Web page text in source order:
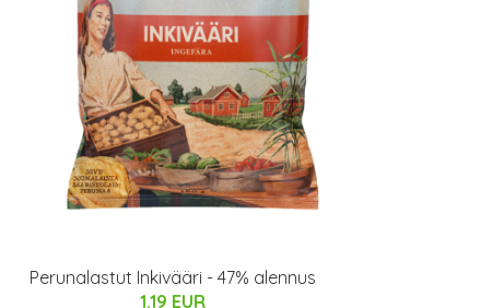
Perunalastut Inkivääri - 47% alennus
1.19 EUR